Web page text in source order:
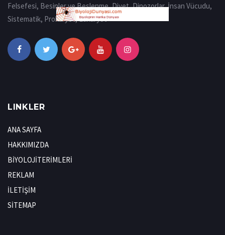
Felsefesi, Besinler ve Beslenme, Diyet, Dinozorlar, İnsan Vücudu,
Sistematik, Prokaryot, Eukaryot
LINKLER
ANA SAYFA
HAKKIMIZDA
BİYOLOJİTERİMLERİ
REKLAM
İLETİŞİM
SİTEMAP